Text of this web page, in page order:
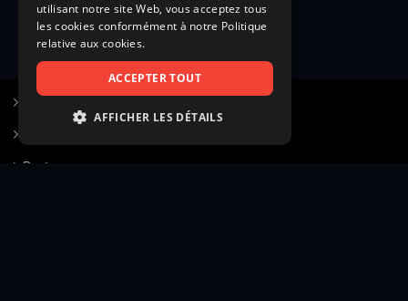
Poster une annonce
utilisant notre site Web, vous acceptez tous
les cookies conformément à notre Politique
relative aux cookies.
ACCEPTER TOUT
AFFICHER LES DÉTAILS